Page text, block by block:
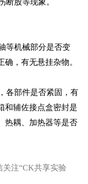
股等现象。
机械部分是否变
，有无悬挂杂物。
部件是否紧固，有
和辅佐接点盒密封是
热耦、加热器等是否
关注“CK共享实验